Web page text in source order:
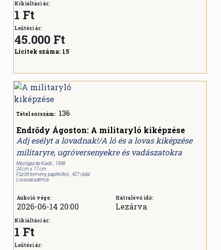
Kikiáltási ár:
1 Ft
Leütési ár:
45.000 Ft
Licitek száma: 15
Tétel sorszám: 136
Endrődy Ágoston: A militaryló kiképzése
Adj esélyt a lovadnak!/A ló és a lovas kiképzése
militaryre, ugróversenyekre és vadászatokra
Mezőgazda Kiadó , 1998
24 cm x 17 cm
Fűzött kemény papírkötés , 427 oldal
Lovasakadémia
Aukció vége:
2026-06-14 20:00
Hátralévő idő:
Lezárva
Kikiáltási ár:
1 Ft
Leütési ár: